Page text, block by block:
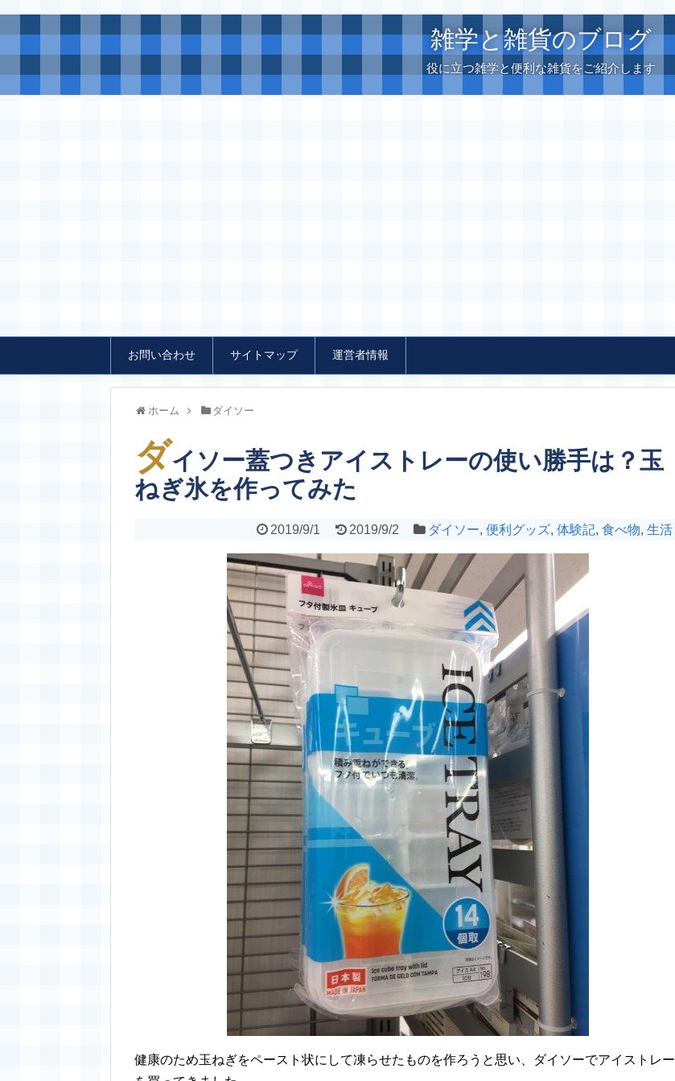
雑学と雑貨のブログ
役に立つ雑学と便利な雑貨をご紹介します
お問い合わせ サイトマップ 運営者情報
ホーム ダイソー
ダイソー蓋つきアイストレーの使い勝手は？玉
ねぎ氷を作ってみた
2019/9/1 2019/9/2 ダイソー, 便利グッズ, 体験記, 食べ物, 生活
健康のため玉ねぎをペースト状にして凍らせたものを作ろうと思い、ダイソーでアイストレー